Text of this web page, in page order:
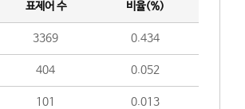
표제어 수 비율(%)
3369 0.434
404 0.052
101 0.013